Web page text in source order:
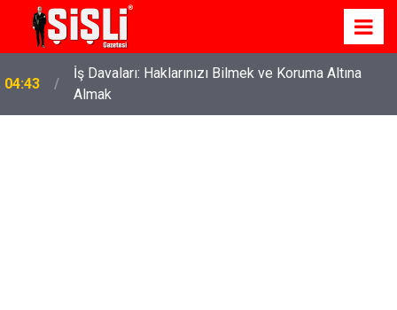
04:43
İş Davaları: Haklarınızı Bilmek ve Koruma Altına
Almak